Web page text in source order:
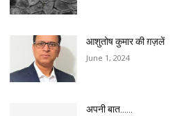
आशुतोष कुमार की ग़ज़लें
June 1, 2024
अपनी बात……